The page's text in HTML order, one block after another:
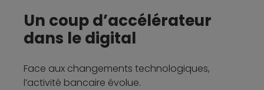
Un coup d’accélérateur
dans le digital
Face aux changements technologiques,
l’activité bancaire évolue.